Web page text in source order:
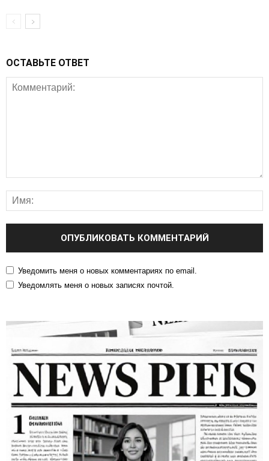
ОСТАВЬТЕ ОТВЕТ
Уведомить меня о новых комментариях по email.
Уведомлять меня о новых записях почтой.